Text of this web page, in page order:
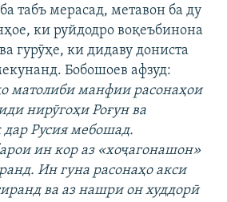
табъ мерасад, метавон ба ду
ки руйдодро воқеъбинона
гурӯҳе, ки дидаву дониста
Бобошоев афзуд:
матолиби манфии расонаҳои
нирӯгоҳи Роғун ва
Русия мебошад.
ин кор аз «хоҷагонашон»
Ин гуна расонаҳо акси
ва аз нашри он худдорӣ